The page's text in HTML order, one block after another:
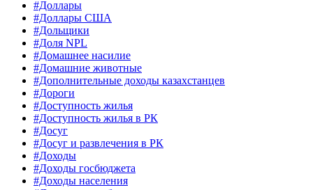
#Доллары
#Доллары США
#Дольщики
#Доля NPL
#Домашнее насилие
#Домашние животные
#Дополнительные доходы казахстанцев
#Дороги
#Доступность жилья
#Доступность жилья в РК
#Досуг
#Досуг и развлечения в РК
#Доходы
#Доходы госбюджета
#Доходы населения